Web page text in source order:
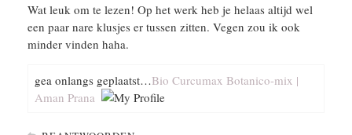
Wat leuk om te lezen! Op het werk heb je helaas altijd wel
een paar nare klusjes er tussen zitten. Vegen zou ik ook
minder vinden haha.
gea onlangs geplaatst…Bio Curcumax Botanico-mix |
Aman Prana